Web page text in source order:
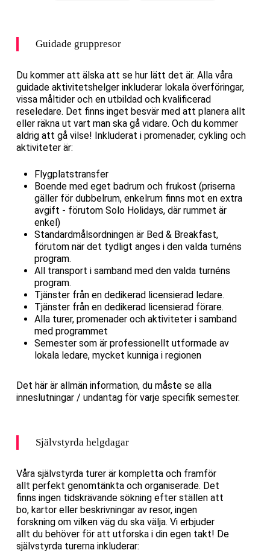
Guidade gruppresor
Du kommer att älska att se hur lätt det är. Alla våra
guidade aktivitetshelger inkluderar lokala överföringar,
vissa måltider och en utbildad och kvalificerad
reseledare. Det finns inget besvär med att planera allt
eller räkna ut vart man ska gå vidare. Och du kommer
aldrig att gå vilse! Inkluderat i promenader, cykling och
aktiviteter är:
Flygplatstransfer
Boende med eget badrum och frukost (priserna
gäller för dubbelrum, enkelrum finns mot en extra
avgift - förutom Solo Holidays, där rummet är
enkel)
Standardmålsordningen är Bed & Breakfast,
förutom när det tydligt anges i den valda turnéns
program.
All transport i samband med den valda turnéns
program.
Tjänster från en dedikerad licensierad ledare.
Tjänster från en dedikerad licensierad förare.
Alla turer, promenader och aktiviteter i samband
med programmet
Semester som är professionellt utformade av
lokala ledare, mycket kunniga i regionen
Det här är allmän information, du måste se alla
inneslutningar / undantag för varje specifik semester.
Självstyrda helgdagar
Våra självstyrda turer är kompletta och framför
allt perfekt genomtänkta och organiserade. Det
finns ingen tidskrävande sökning efter ställen att
bo, kartor eller beskrivningar av resor, ingen
forskning om vilken väg du ska välja. Vi erbjuder
allt du behöver för att utforska i din egen takt! De
självstyrda turerna inkluderar: